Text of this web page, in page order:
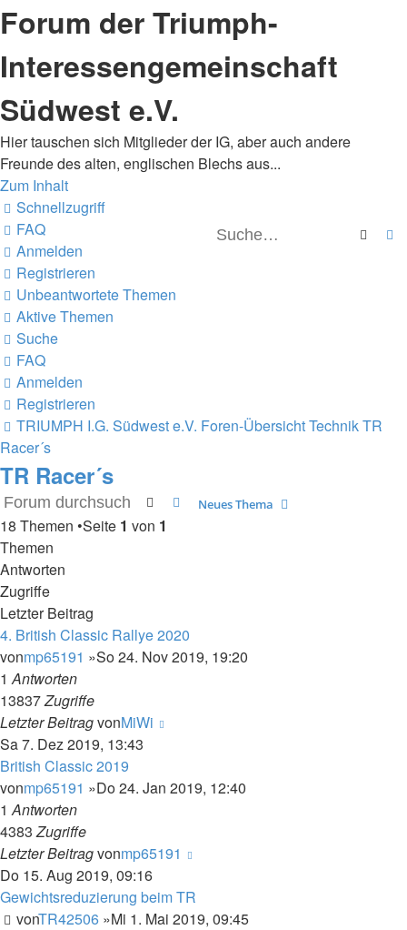
Forum der Triumph-
Interessengemeinschaft
Südwest e.V.
Hier tauschen sich Mitglieder der IG, aber auch andere
Freunde des alten, englischen Blechs aus...
Zum Inhalt
Suche
Schnellzugriff
FAQ
Anmelden
Registrieren
Unbeantwortete Themen
Aktive Themen
Suche
FAQ
Anmelden
Registrieren
TRIUMPH I.G. Südwest e.V. Foren-ÜbersichtTechnikTR
Racer´s
TR Racer´s
Neues Thema
Suche Erweiterte Suche
18 Themen •Seite 1 von 1
Themen
Antworten
Zugriffe
Letzter Beitrag
4. British Classic Rallye 2020
vonmp65191 »So 24. Nov 2019, 19:20
1Antworten
13837Zugriffe
Letzter BeitragvonMiWi
Sa 7. Dez 2019, 13:43
British Classic 2019
vonmp65191 »Do 24. Jan 2019, 12:40
1Antworten
4383Zugriffe
Letzter Beitragvonmp65191
Do 15. Aug 2019, 09:16
Gewichtsreduzierung beim TR
vonTR42506 »Mi 1. Mai 2019, 09:45